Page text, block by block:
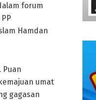
forum
Hamdan
Puan
umat
gagasan